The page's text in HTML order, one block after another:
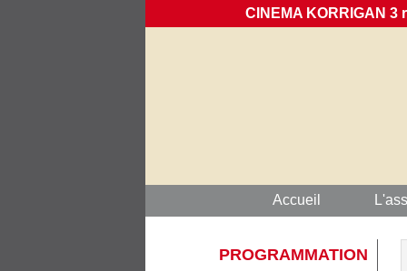
CINEMA KORRIGAN 3
Accueil
PROGRAMMATION